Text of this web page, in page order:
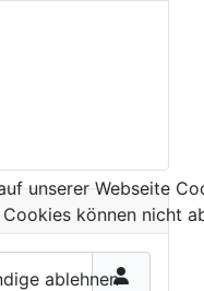
unserer Webseite
können nicht
ablehnen